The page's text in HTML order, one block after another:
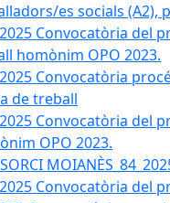
es socials (A2),
Convocatòria del
homònim OPO 2023.
Convocatòria
de treball
Convocatòria del
OPO 2023.
Convocatòria del